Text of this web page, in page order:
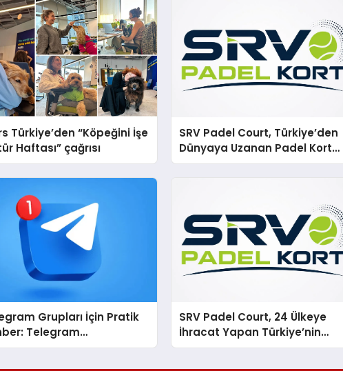
Türkiye’den “Köpeğini İşe
Haftası” çağrısı
SRV Padel Court, Türkiye’den
Dünyaya Uzanan Padel Kort
Üretiminde Güvenin Adresi
Grupları İçin Pratik
Telegram
Tek Noktadan
SRV Padel Court, 24 Ülkeye
İhracat Yapan Türkiye’nin
Padel Kortu Üretim Gücü